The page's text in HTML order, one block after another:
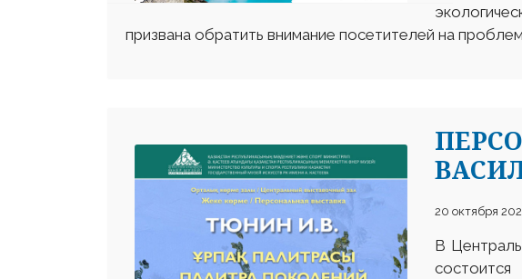
призвана обратить внимание посетителей на
20 октября
В